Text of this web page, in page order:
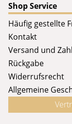
Shop Service
Häufig gestellte
Kontakt
Versand und
Rückgabe
Widerrufsrecht
Allgemeine